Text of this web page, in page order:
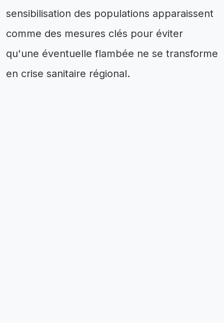
sensibilisation des populations apparaissent
comme des mesures clés pour éviter
qu'une éventuelle flambée ne se transforme
en crise sanitaire régional.